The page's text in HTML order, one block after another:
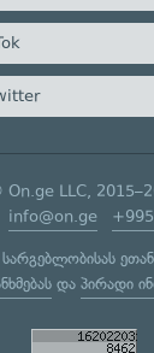
On.ge LLC,
info@on.ge +995
და პირადი